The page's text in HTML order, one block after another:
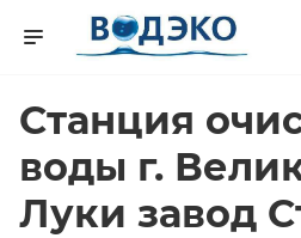
Станция
воды г.
Луки завод